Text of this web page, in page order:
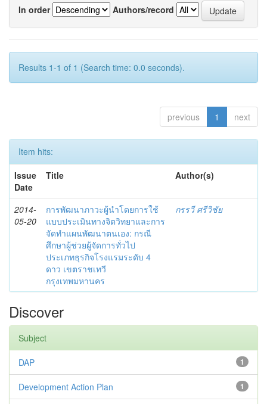
In order
Authors/record
Results 1-1 of 1 (Search time: 0.0 seconds).
previous 1 next
Item hits:
Issue
Date
Title Author(s)
2014-
05-20
การพัฒนาภาวะผู้นำโดยการใช้
แบบประเมินทางจิตวิทยาและการ
จัดทำแผนพัฒนาตนเอง: กรณี
ศึกษาผู้ช่วยผู้จัดการทั่วไป
ประเภทธุรกิจโรงแรมระดับ 4
ดาว เขตราชเทวี
กรุงเทพมหานคร
กรรวี ศรีวิชัย
Discover
Subject
1
DAP
1
Development Action Plan